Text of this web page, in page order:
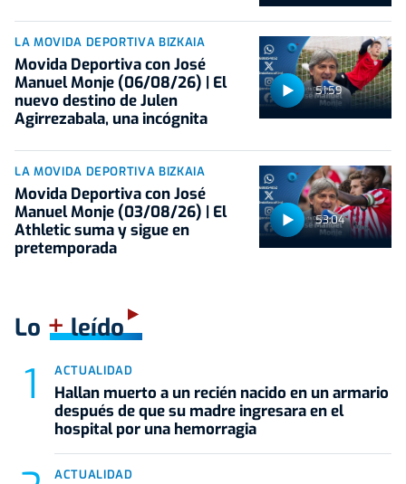
51:59
LA MOVIDA DEPORTIVA BIZKAIA
Movida Deportiva con José
Manuel Monje (06/08/26) | El
nuevo destino de Julen
Agirrezabala, una incógnita
53:04
LA MOVIDA DEPORTIVA BIZKAIA
Movida Deportiva con José
Manuel Monje (03/08/26) | El
Athletic suma y sigue en
pretemporada
Lo +leído
ACTUALIDAD
Hallan muerto a un recién nacido en un armario
después de que su madre ingresara en el
hospital por una hemorragia
ACTUALIDAD